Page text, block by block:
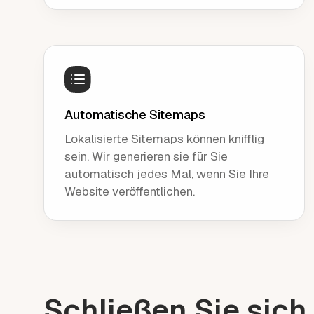
Automatische Sitemaps
Lokalisierte Sitemaps können knifflig
sein. Wir generieren sie für Sie
automatisch jedes Mal, wenn Sie Ihre
Website veröffentlichen.